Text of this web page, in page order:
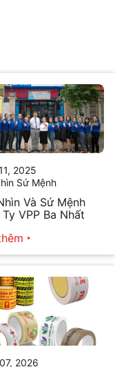
2025
Sứ Mệnh
Và Sứ Mệnh
VPP Ba Nhất
2026